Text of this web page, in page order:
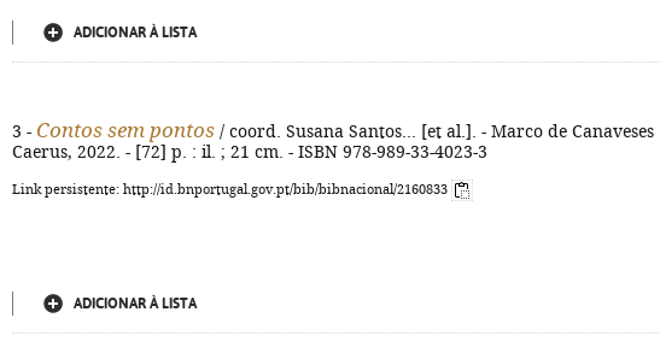
ADICIONAR À LISTA
3 - Contos sem pontos / coord. Susana Santos... [et al.]. - Marco de Canaveses
Caerus, 2022. - [72] p. : il. ; 21 cm. - ISBN 978-989-33-4023-3
Link persistente: http://id.bnportugal.gov.pt/bib/bibnacional/2160833
ADICIONAR À LISTA